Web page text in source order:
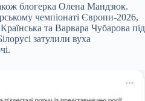
блогерка Олена Мандзюк.
чемпіонаті Європи-2026,
та Варвара Чубарова під
затулили вуха